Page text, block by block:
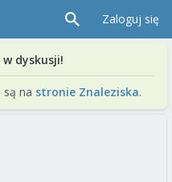
Zaloguj się
dyskusji!
na stronie Znaleziska.